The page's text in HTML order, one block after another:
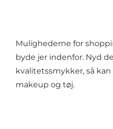
Mulighederne for
byde jer indenfor. Nyd
kvalitetssmykker, så
makeup og tøj.